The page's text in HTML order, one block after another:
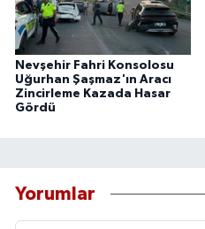
Nevşehir Fahri Konsolosu
Uğurhan Şaşmaz'ın Aracı
Zincirleme Kazada Hasar
Gördü
Yorumlar